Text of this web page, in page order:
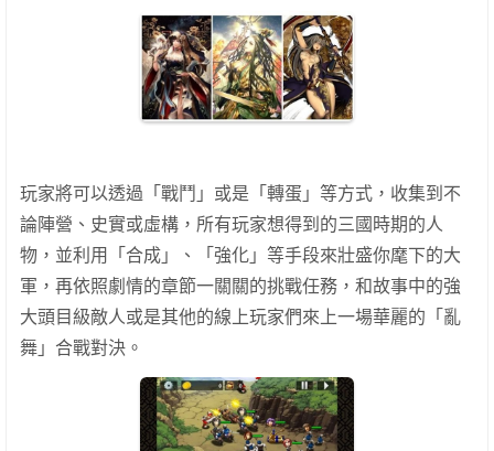
玩家將可以透過「戰鬥」或是「轉蛋」等方式，收集到不
論陣營、史實或虛構，所有玩家想得到的三國時期的人
物，並利用「合成」、「強化」等手段來壯盛你麾下的大
軍，再依照劇情的章節一關關的挑戰任務，和故事中的強
大頭目級敵人或是其他的線上玩家們來上一場華麗的「亂
舞」合戰對決。